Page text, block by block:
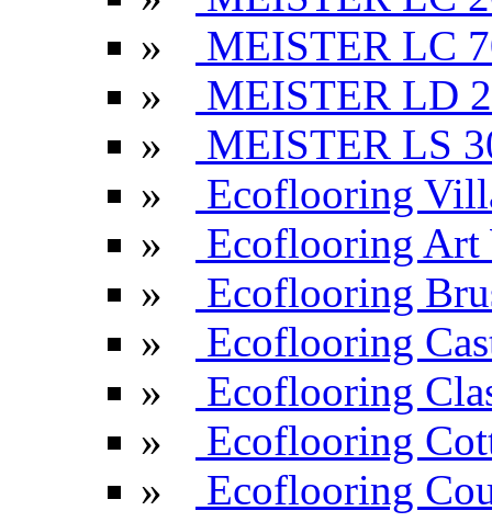
»
MEISTER LC
»
MEISTER LD
»
MEISTER LS
»
Ecoflooring
»
Ecoflooring Art
»
Ecoflooring
»
Ecoflooring
»
Ecoflooring
»
Ecoflooring
»
Ecoflooring